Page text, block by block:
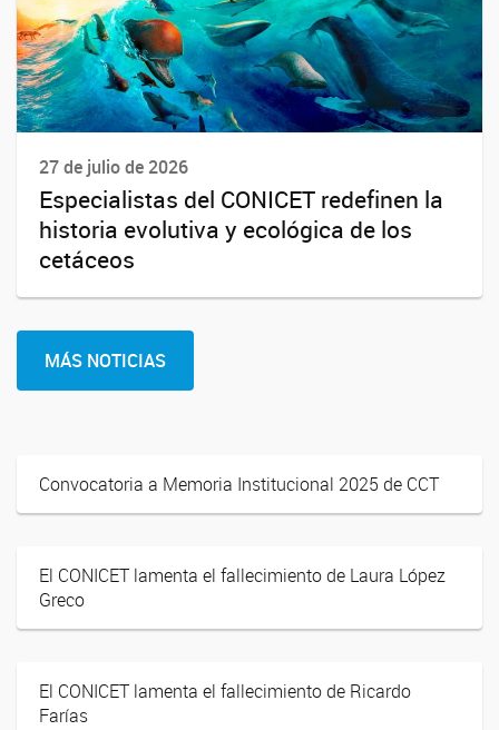
27 de julio de 2026
Especialistas del CONICET redefinen la
historia evolutiva y ecológica de los
cetáceos
MÁS NOTICIAS
Convocatoria a Memoria Institucional 2025 de CCT
El CONICET lamenta el fallecimiento de Laura López
Greco
El CONICET lamenta el fallecimiento de Ricardo
Farías